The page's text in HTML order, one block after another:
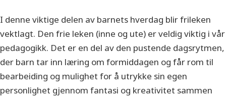
I denne viktige delen av barnets hverdag blir frileken
vektlagt. Den frie leken (inne og ute) er veldig viktig i vår
pedagogikk. Det er en del av den pustende dagsrytmen,
der barn tar inn læring om formiddagen og får rom til
bearbeiding og mulighet for å utrykke sin egen
personlighet gjennom fantasi og kreativitet sammen